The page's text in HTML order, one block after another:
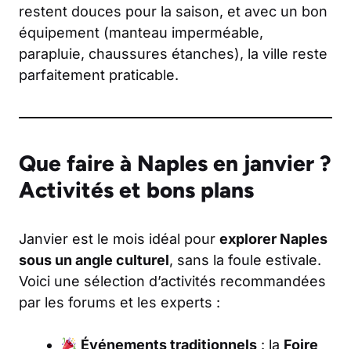
restent douces pour la saison, et avec un bon
équipement (manteau imperméable,
parapluie, chaussures étanches), la ville reste
parfaitement praticable.
Que faire à Naples en janvier ?
Activités et bons plans
Janvier est le mois idéal pour explorer Naples
sous un angle culturel, sans la foule estivale.
Voici une sélection d’activités recommandées
par les forums et les experts :
Événements traditionnels: la Foire